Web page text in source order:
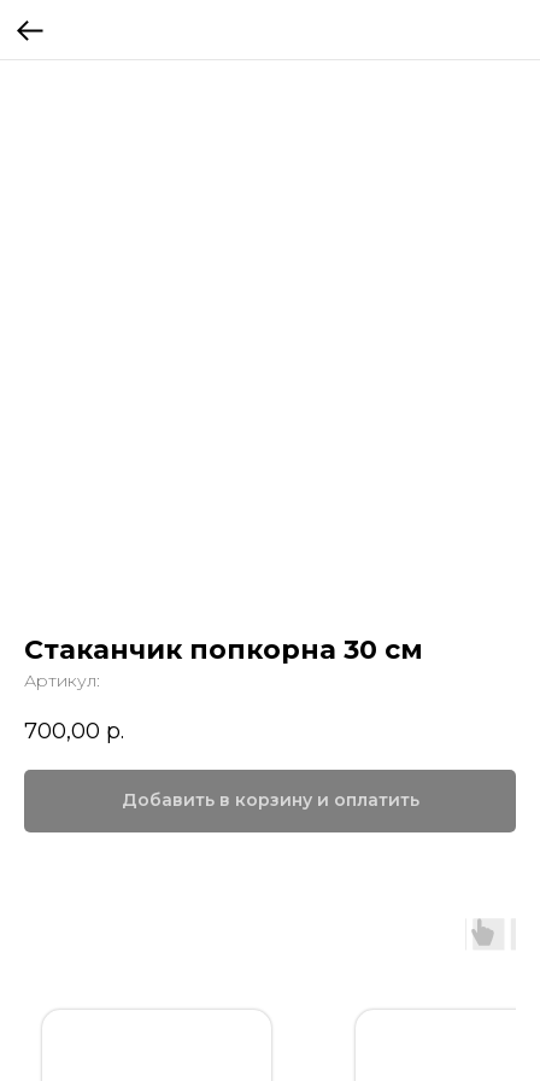
Стаканчик попкорна 30 см
Артикул:
700,00 р.
Добавить в корзину и оплатить